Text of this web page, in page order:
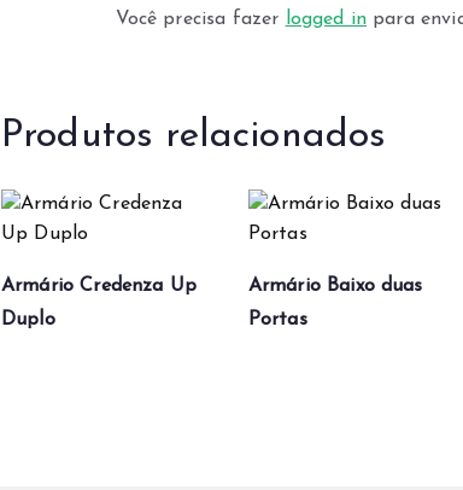
Você precisa fazer logged in para
Produtos relacionados
Armário Credenza Up
Duplo
Armário Baixo duas
Portas